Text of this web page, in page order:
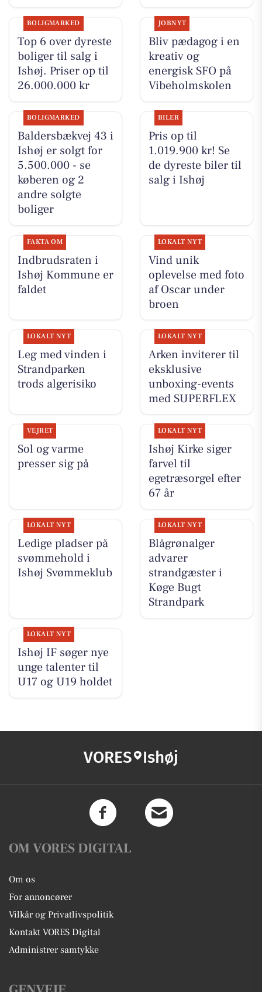
BOLIGMARKED
Top 6 over dyreste
boliger til salg i
Ishøj. Priser op til
26.000.000 kr
JOBNYT
Bliv pædagog i en
kreativ og
energisk SFO på
Vibeholmskolen
BOLIGMARKED
Baldersbækvej 43 i
Ishøj er solgt for
5.500.000 - se
køberen og 2
andre solgte
boliger
BILER
Pris op til
1.019.900 kr! Se
de dyreste biler til
salg i Ishøj
FAKTA OM
Indbrudsraten i
Ishøj Kommune er
faldet
LOKALT NYT
Vind unik
oplevelse med foto
af Oscar under
broen
LOKALT NYT
Leg med vinden i
Strandparken
trods algerisiko
LOKALT NYT
Arken inviterer til
eksklusive
unboxing-events
med SUPERFLEX
VEJRET
Sol og varme
presser sig på
LOKALT NYT
Ishøj Kirke siger
farvel til
egetræsorgel efter
67 år
LOKALT NYT
Ledige pladser på
svømmehold i
Ishøj Svømmeklub
LOKALT NYT
Blågrønalger
advarer
strandgæster i
Køge Bugt
Strandpark
LOKALT NYT
Ishøj IF søger nye
unge talenter til
U17 og U19 holdet
VORES Ishøj
OM VORES DIGITAL
Om os
For annoncører
Vilkår og Privatlivspolitik
Kontakt VORES Digital
Administrer samtykke